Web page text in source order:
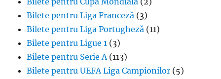
Bilete pentru Liga Franceză (3)
Bilete pentru Liga Portugheză (11)
Bilete pentru Ligue 1 (3)
Bilete pentru Serie A(113)
Bilete pentru UEFA Liga Campionilor (5)